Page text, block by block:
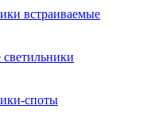
встраиваемые
споты